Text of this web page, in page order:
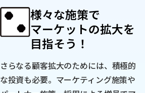
様々な施策で
マーケットの拡大を
目指そう！
さらなる顧客拡大のためには、積極的
な投資も必要。 マーケティング施策や